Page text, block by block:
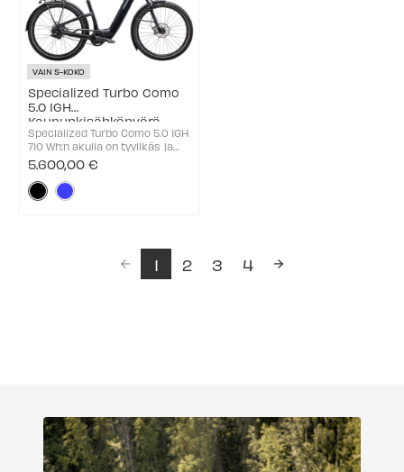
VAIN S-KOKO
Specialized Turbo Como
5.0 IGH
Kaupunkisähköpyörä
Specialized Turbo Como 5.0 IGH
710 Wh:n akulla on tyylikäs ja
mukava sähköpyörä, joka on
suunniteltu kaupunkiajoon ja
päivittäiseen liikkumiseen.
Enviolo napavaihteisto ja
5.600,00 €
Väri:
Musta
1 2 3 4